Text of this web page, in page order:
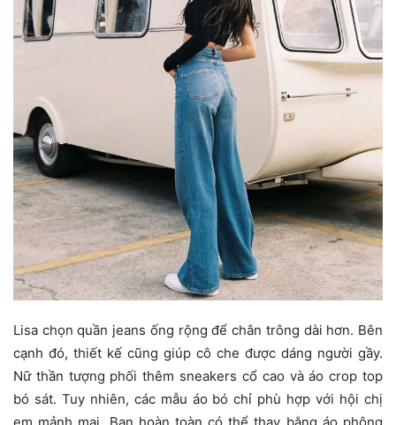
Lisa chọn quần jeans ống rộng để chân trông dài hơn. Bên
cạnh đó, thiết kế cũng giúp cô che được dáng người gầy.
Nữ thần tượng phối thêm sneakers cổ cao và áo crop top
bó sát. Tuy nhiên, các mẫu áo bó chỉ phù hợp với hội chị